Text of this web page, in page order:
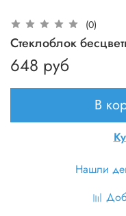
(0)
Стеклоблок
648 руб
В
Нашли